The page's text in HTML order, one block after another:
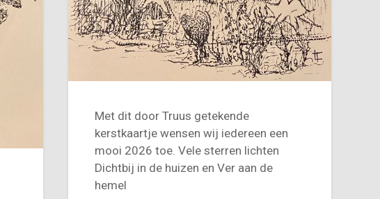
Met dit door Truus getekende
kerstkaartje wensen wij iedereen een
mooi 2026 toe. Vele sterren lichten
Dichtbij in de huizen en Ver aan de
hemel